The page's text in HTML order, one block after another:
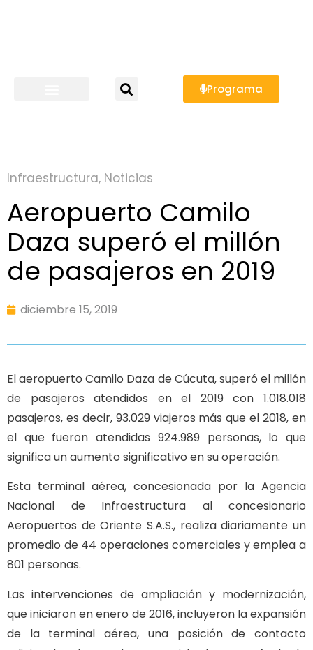
Programa
Infraestructura, Noticias
Aeropuerto Camilo
Daza superó el millón
de pasajeros en 2019
diciembre 15, 2019
El aeropuerto Camilo Daza de Cúcuta, superó el millón
de pasajeros atendidos en el 2019 con 1.018.018
pasajeros, es decir, 93.029 viajeros más que el 2018, en
el que fueron atendidas 924.989 personas, lo que
significa un aumento significativo en su operación.
Esta terminal aérea, concesionada por la Agencia
Nacional de Infraestructura al concesionario
Aeropuertos de Oriente S.A.S., realiza diariamente un
promedio de 44 operaciones comerciales y emplea a
801 personas.
Las intervenciones de ampliación y modernización,
que iniciaron en enero de 2016, incluyeron la expansión
de la terminal aérea, una posición de contacto